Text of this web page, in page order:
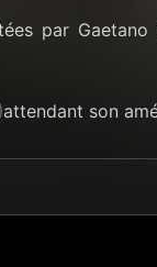
par
attendant son